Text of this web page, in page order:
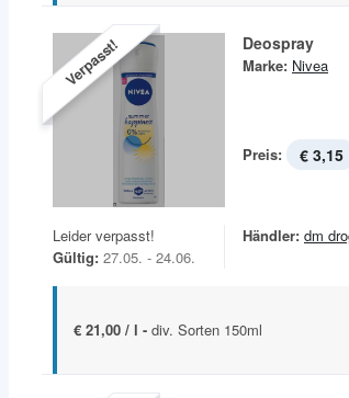
Verpasst! Deospray
Marke: Nivea
Preis: € 3,15
Leider verpasst!
Gültig: 27.05. - 24.06.
Händler: dm
€ 21,00 / l - div. Sorten 150ml